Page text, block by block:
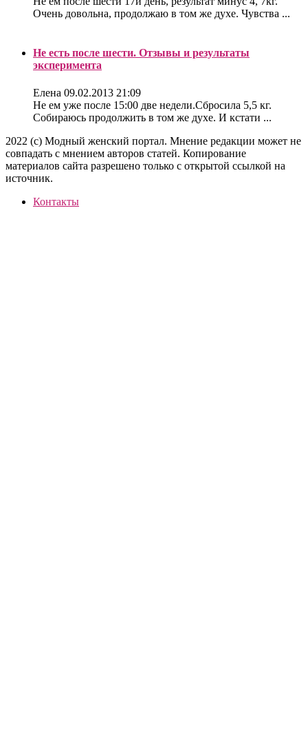
Очень довольна, продолжаю в том же духе. Чувства ...
Не есть после шести. Отзывы и результаты
эксперимента
Елена 09.02.2013 21:09
Не ем уже после 15:00 две недели.Сбросила 5,5 кг.
Собираюсь продолжить в том же духе. И кстати ...
2022 (c) Модный женский портал. Мнение редакции может не
совпадать с мнением авторов статей. Копирование
материалов сайта разрешено только с открытой ссылкой на
источник.
Контакты